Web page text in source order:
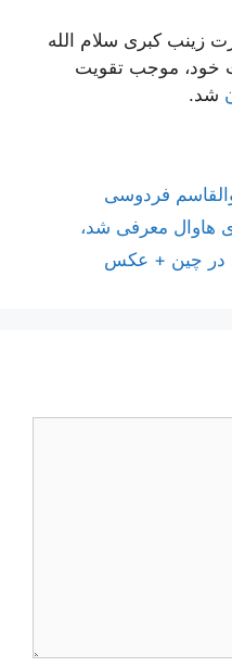
زینب کبری سلام الله
خود، موجب تقویت
شد.
فردوسی
هاوال معرفی شد،